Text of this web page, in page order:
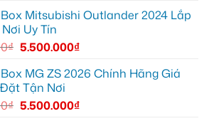
Mitsubishi Outlander 2024 Lắp
Uy Tín
₫ 5.500.000₫
MG ZS 2026 Chính Hãng Giá
Tận Nơi
₫ 5.500.000₫